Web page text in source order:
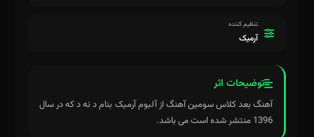
تنظیم کننده
آرمیک
توضیحات اثر
آهنگ بعد کلاس سومین آهنگ از آلبوم آرمیک بنام د نه د که در سال
1396 منتشر شده است می باشد.